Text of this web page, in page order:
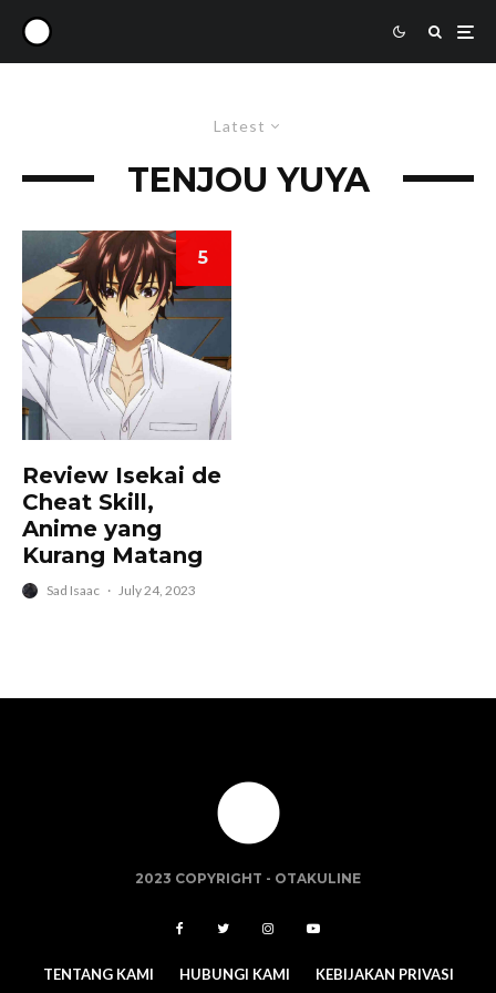
Latest
TENJOU YUYA
5
Review Isekai de
Cheat Skill,
Anime yang
Kurang Matang
Sad Isaac · July 24, 2023
2023 COPYRIGHT - OTAKULINE
TENTANG KAMI HUBUNGI KAMI KEBIJAKAN PRIVASI